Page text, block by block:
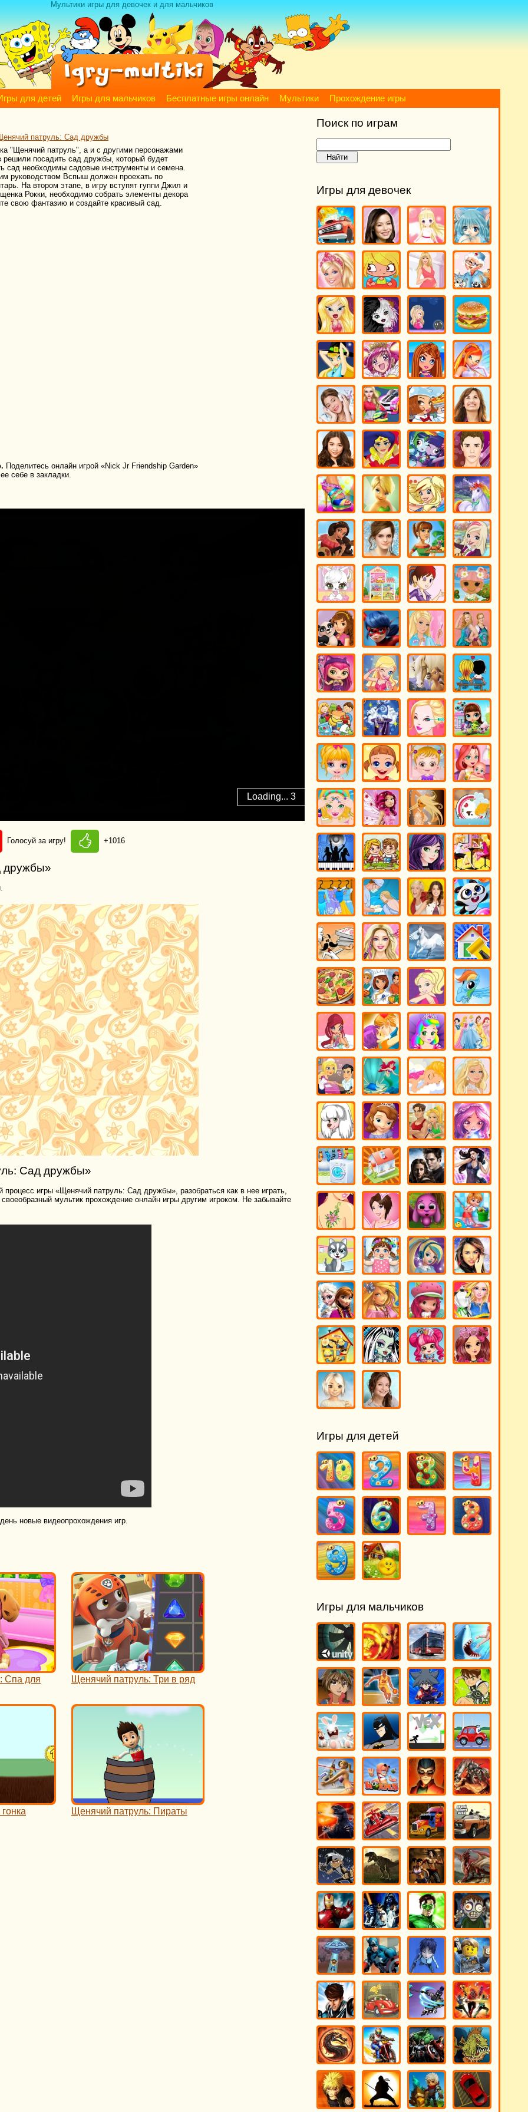
Мультики игры для девочек и для мальчиков
для детей Игры для мальчиков Бесплатные игры онлайн Мультики Прохождение игры
патруль: Сад дружбы
"Щенячий патруль", а и с другими персонажами
посадить сад дружбы, который будет
сад необходимы садовые инструменты и семена.
руководством Вспыш должен проехать по
На втором этапе, в игру вступят гуппи Джил и
Рокки, необходимо собрать элементы декора
свою фантазию и создайте красивый сад.
Поделитесь онлайн игрой «Nick Jr Friendship Garden»
себе в закладки.
Голосуй за игру! +1016
дружбы»
Сад дружбы»
игры «Щенячий патруль: Сад дружбы», разобраться как в нее играть,
мультик прохождение онлайн игры другим игроком. Не забывайте
новые видеопрохождения игр.
Спа для
Щенячий патруль: Три в ряд
Щенячий патруль: Пираты
Поиск по играм
Игры для девочек
Игры для детей
Игры для мальчиков